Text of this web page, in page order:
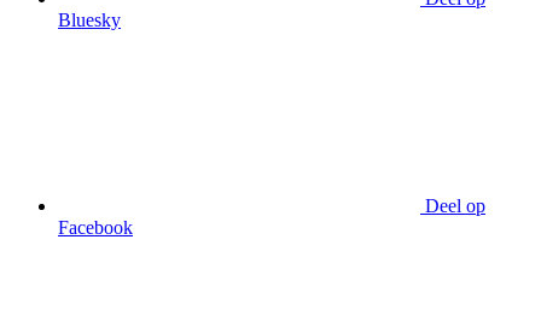
Bluesky
Deel op
Facebook